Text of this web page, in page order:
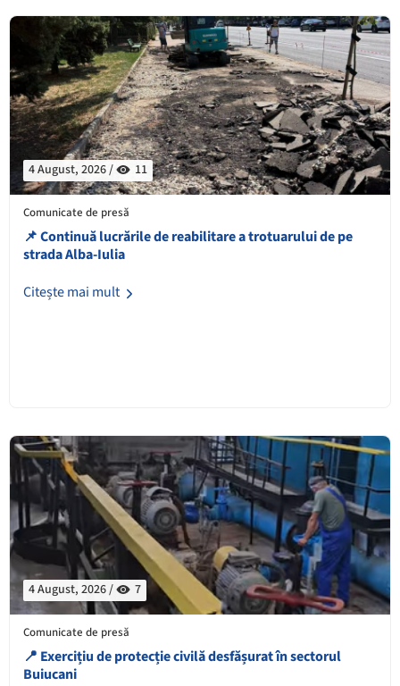
4 August, 2026 / 11
Comunicate de presă
📌 Continuă lucrările de reabilitare a trotuarului de pe
strada Alba-Iulia
Citește mai mult
4 August, 2026 / 7
Comunicate de presă
📍 Exercițiu de protecție civilă desfășurat în sectorul
Buiucani